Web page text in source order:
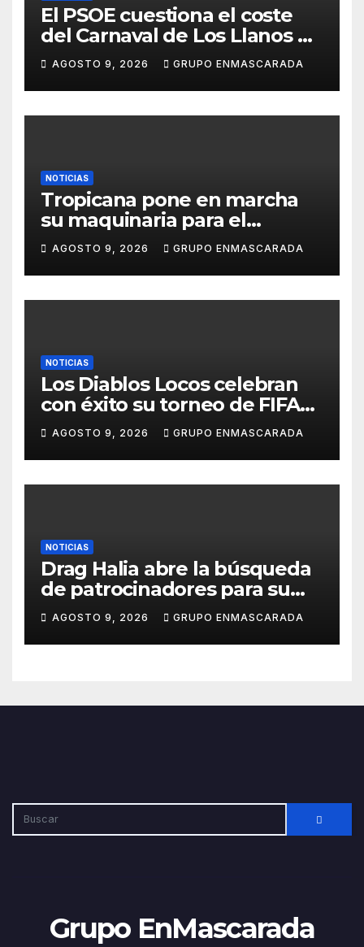
El PSOE cuestiona el coste
del Carnaval de Los Llanos de
Aridane y reclama mayor
control del gasto municipal
AGOSTO 9, 2026 GRUPO ENMASCARADA
NOTICIAS
Tropicana pone en marcha
su maquinaria para el
Carnaval 2027 con los
primeros ensayos de Lucas
Darias
AGOSTO 9, 2026 GRUPO ENMASCARADA
NOTICIAS
Los Diablos Locos celebran
con éxito su torneo de FIFA
durante el verano
AGOSTO 9, 2026 GRUPO ENMASCARADA
NOTICIAS
Drag Halia abre la búsqueda
de patrocinadores para su
participación en el Carnaval
de Las Palmas de Gran
Canaria 2027
AGOSTO 9, 2026 GRUPO ENMASCARADA
Grupo EnMascarada